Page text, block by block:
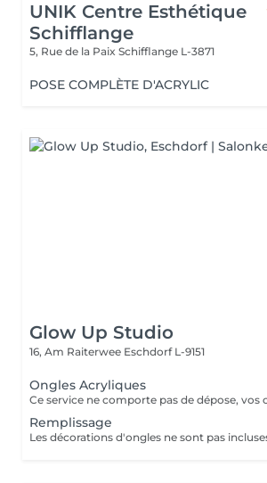
UNIK Centre Esthétique
Schifflange
5, Rue de la Paix Schifflange L-3871
POSE COMPLÈTE D'ACRYLIC
Glow Up Studio
16, Am Raiterwee Eschdorf L-9151
Ongles Acryliques
Remplissage